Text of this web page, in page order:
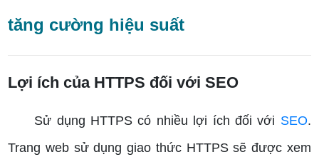
tăng cường hiệu suất
Lợi ích của HTTPS đối với SEO
Sử dụng HTTPS có nhiều lợi ích đối với SEO.
Trang web sử dụng giao thức HTTPS sẽ được xem